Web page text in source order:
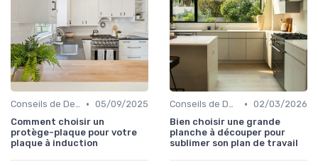
Conseils de Design • 05/09/2025
Comment choisir un
protège-plaque pour votre
plaque à induction
Conseils de Design • 02/03/2026
Bien choisir une grande
planche à découper pour
sublimer son plan de travail